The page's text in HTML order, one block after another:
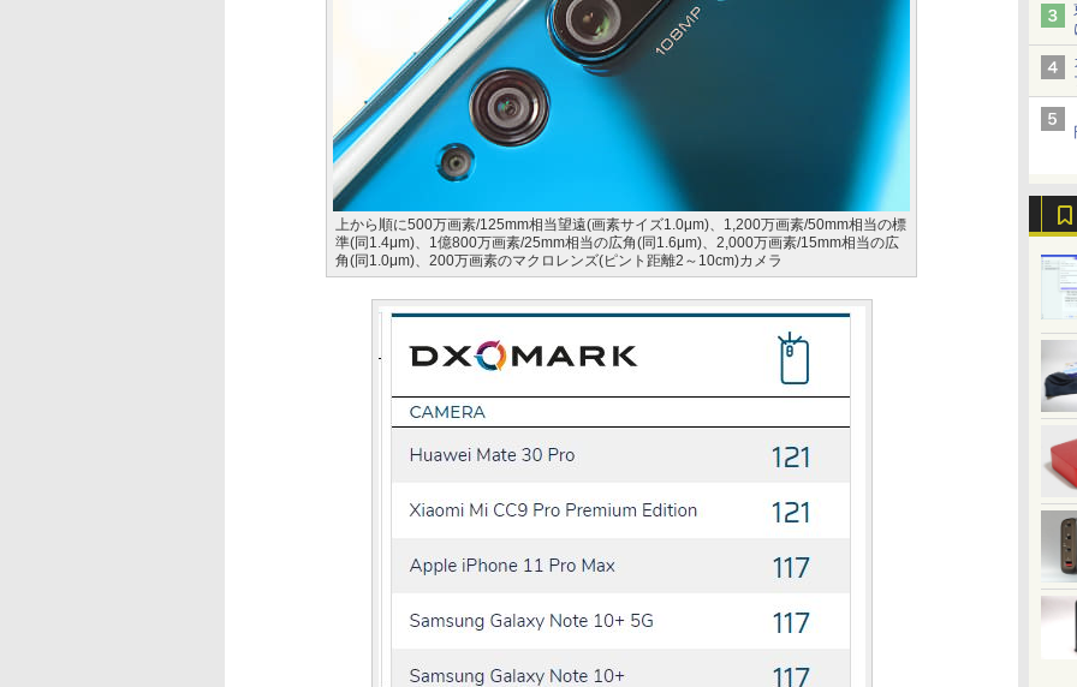
上から順に500万画素/125mm相当望遠(画素サイズ1.0μm)、1,200万画素/50mm相当の標
準(同1.4μm)、1億800万画素/25mm相当の広角(同1.6μm)、2,000万画素/15mm相当の広
角(同1.0μm)、200万画素のマクロレンズ(ピント距離2～10cm)カメラ